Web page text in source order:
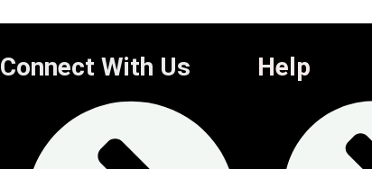
Connect With Us Help